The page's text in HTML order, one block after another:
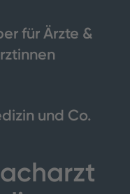
für Ärzte &
und Co.